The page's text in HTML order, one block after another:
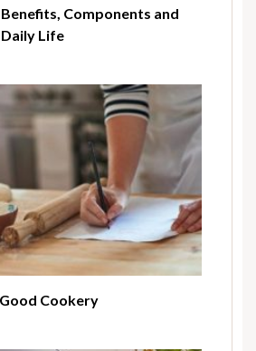
Components and
Life
Cookery